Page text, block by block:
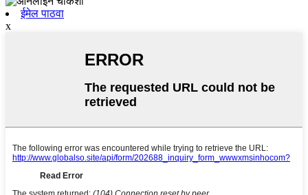
ईमेल पाठवा
x